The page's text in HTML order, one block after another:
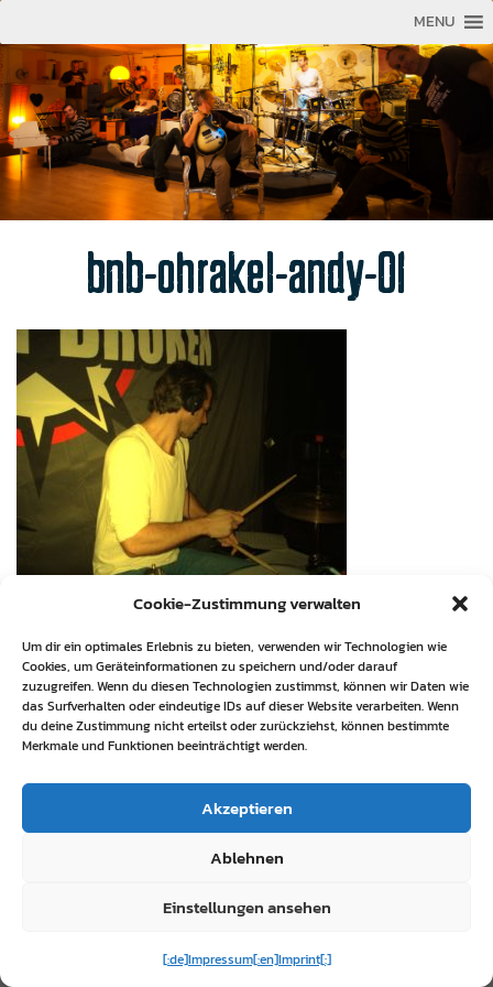
Cookie-Zustimmung verwalten
Um dir ein optimales Erlebnis zu bieten, verwenden wir Technologien wie
Cookies, um Geräteinformationen zu speichern und/oder darauf
zuzugreifen. Wenn du diesen Technologien zustimmst, können wir Daten wie
das Surfverhalten oder eindeutige IDs auf dieser Website verarbeiten. Wenn
du deine Zustimmung nicht erteilst oder zurückziehst, können bestimmte
Merkmale und Funktionen beeinträchtigt werden.
Akzeptieren
Ablehnen
Einstellungen ansehen
[:de]Impressum[:en]Imprint[:]
MENU
bnb-ohrakel-andy-01